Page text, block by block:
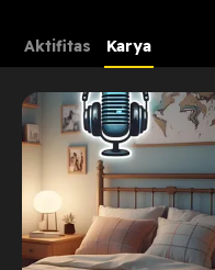
Aktifitas Karya